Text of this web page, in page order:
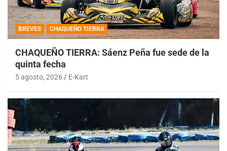
BREVES CHAQUEÑO TIERRA
CHAQUEÑO TIERRA: Sáenz Peña fue sede de la
quinta fecha
5 agosto, 2026 E-Kart